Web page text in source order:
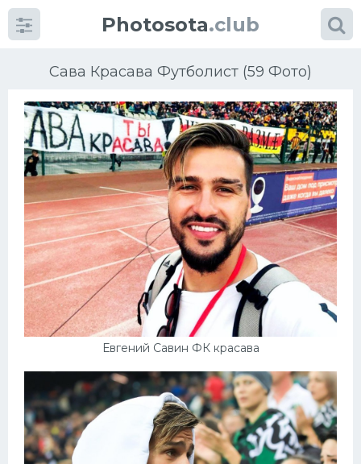
Photosota.club
Сава Красава Футболист (59 Фото)
Евгений Савин ФК красава
КатегорииФото
Еще картинки...
Футбол
Баскетбол
Хоккей
Конькобежный спорт
Тренажеры
Интерьер квартиры